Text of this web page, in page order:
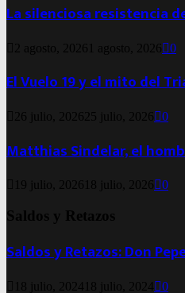
La silenciosa resistencia
2 agosto, 2026 1 agosto, 2026 0
El Vuelo 19 y el mito del
26 julio, 2026 25 julio, 2026 0
Matthias Sindelar, el
19 julio, 2026 18 julio, 2026 0
Saldos y Retazos
Saldos y Retazos: Don
18 julio, 2024 18 julio, 2024 0